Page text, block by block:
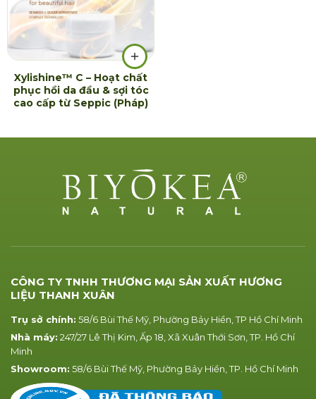
Xylishine™ C – Hoạt chất
phục hồi da đầu & sợi tóc
cao cấp từ Seppic (Pháp)
CÔNG TY TNHH THƯƠNG MẠI SẢN XUẤT HƯƠNG
LIỆU THANH XUÂN
Trụ sở chính: 58/6 Bùi Thế Mỹ, Phường Bảy Hiền, TP Hồ Chí Minh
Nhà máy: 247/27 Lê Thị Kim, Ấp 18, Xã Xuân Thới Sơn, TP. Hồ Chí
Minh
Showroom: 58/6 Bùi Thế Mỹ, Phường Bảy Hiền, TP. Hồ Chí Minh